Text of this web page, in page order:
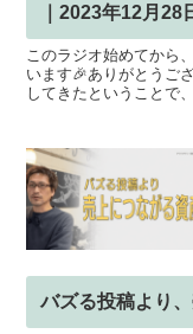
｜2023年12月28
このラジオ始めてから
います🎉ありがとうご
してきたということで
バズる投稿より